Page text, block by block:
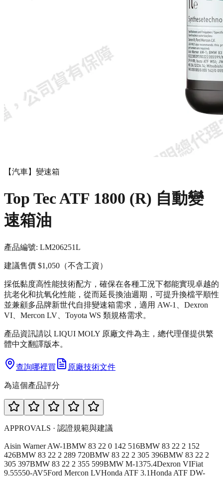
【汽車】變速箱
Top Tec ATF 1800 (R) 自動變
速箱油
產品編號: LM206251L
建議售價 $1,050 （不含工資）
採低黏度高性能技術配方，確保在各種工況下都能實現卓越的
抗老化和抗氧化性能，從而延長換油週期，可提升換檔平順性
並兼顧多品牌新世代自排變速箱需求，適用 AW-1、Dexron
VI、Mercon LV、Toyota WS 類規格需求。
產品資訊請以 LIQUI MOLY 原廠文件為主，總代理僅提供繁
體中文翻譯版本。
查詢哪裡買 原廠技術文件
為這個產品評分
APPROVALS · 認證規範與建議
Aisin Warner AW-1BMW 83 22 0 142 516BMW 83 22 2 152
426BMW 83 22 2 289 720BMW 83 22 2 305 396BMW 83 22 2
305 397BMW 83 22 2 355 599BMW M-1375.4Dexron VIFiat
9.55550-AV5Ford Mercon LVHonda ATF 3.1Honda ATF DW-